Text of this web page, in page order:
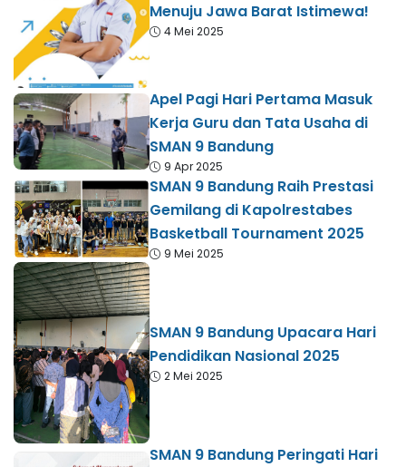
Menuju Jawa Barat Istimewa!
4 Mei 2025
Apel Pagi Hari Pertama Masuk
Kerja Guru dan Tata Usaha di
SMAN 9 Bandung
9 Apr 2025
SMAN 9 Bandung Raih Prestasi
Gemilang di Kapolrestabes
Basketball Tournament 2025
9 Mei 2025
SMAN 9 Bandung Upacara Hari
Pendidikan Nasional 2025
2 Mei 2025
SMAN 9 Bandung Peringati Hari